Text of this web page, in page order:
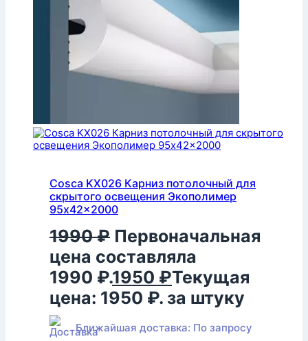
Cosca KX026 Карниз потолочный для
скрытого освещения Экополимер
95x42x2000
1990₽ Первоначальная
цена составляла
1990 ₽.1950 ₽Текущая
цена: 1950 ₽. за штуку
Ближайшая доставка: По запросу